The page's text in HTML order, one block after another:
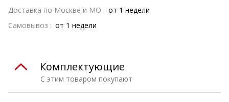
Доставка по Москве и МО : от 1 недели
Самовывоз : от 1 недели
С этим товаром покупают
Комплектующие